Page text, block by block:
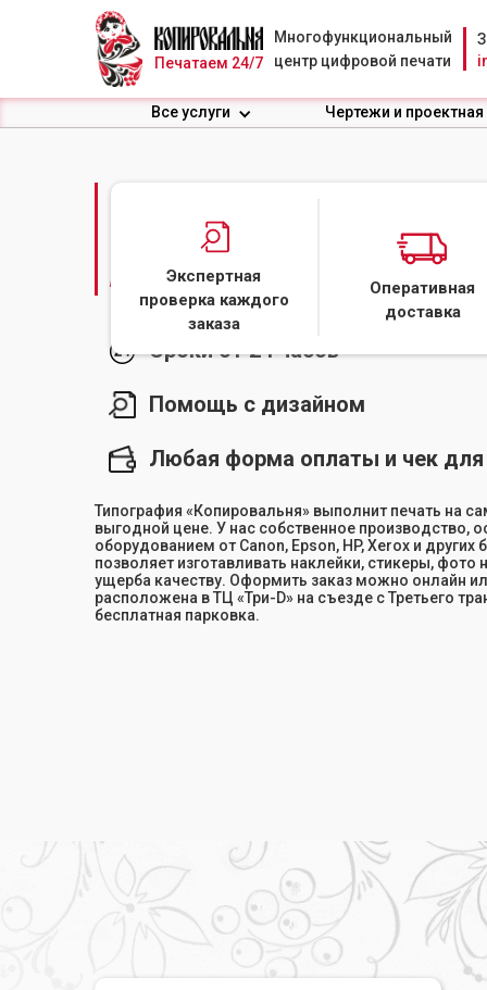
Печатаем 24/7
Многофункциональный
центр цифровой печати
Все услуги Чертежи и
ПЕЧАТЬ НА
А4 ПО ВЫГОДНОЙ
Сроки от 24 часов
Помощь с дизайном
Любая форма оплаты и чек
Типография «Копировальня» выполнит печать на
выгодной цене. У нас собственное производство,
оборудованием от Canon, Epson, HP, Xerox и
позволяет изготавливать наклейки, стикеры,
ущерба качеству. Оформить заказ можно онлайн
расположена в ТЦ «Три-D» на съезде с Третьего
бесплатная парковка.
Экспертная
проверка каждого
заказа
Оперативная
доставка
Главная • Печать наклеек • Печать на